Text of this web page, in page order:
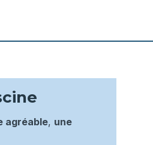
agréable, une